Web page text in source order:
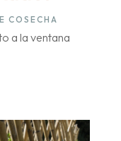
COSECHA
a la ventana